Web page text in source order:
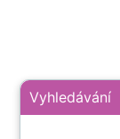
Vyhledávání